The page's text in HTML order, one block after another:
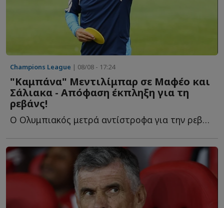
Champions League | 08/08 - 17:24
"Καμπάνα" Μεντιλίμπαρ σε Μαφέο και
Σάλιακα - Απόφαση έκπληξη για τη
ρεβάνς!
Ο Ολυμπιακός μετρά αντίστροφα για την ρεβάνς με τη Ν...